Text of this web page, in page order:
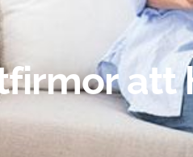
att